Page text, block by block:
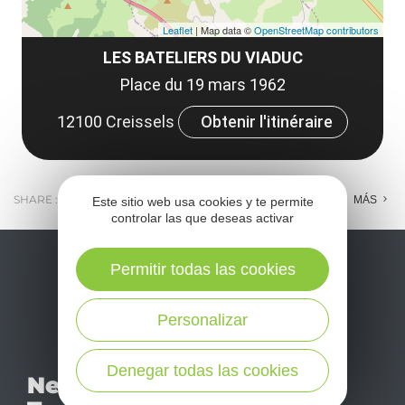
LES BATELIERS DU VIADUC
Place du 19 mars 1962
12100 Creissels
Obtenir l'itinéraire
Leaflet | Map data ©OpenStreetMap contributors
SHARE : E-MAIL MESSENGER FACEBOOK MÁS
Newsletter
No se pierda nuestro
mensual newsletter y
Este sitio web usa cookies y te permite
controlar las que deseas activar
Denegar todas las cookies
Personalizar
Permitir todas las cookies